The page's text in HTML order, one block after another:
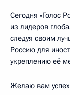
Сегодня «Голос
из лидеров
следуя своим
Россию для
укреплению её
Желаю вам